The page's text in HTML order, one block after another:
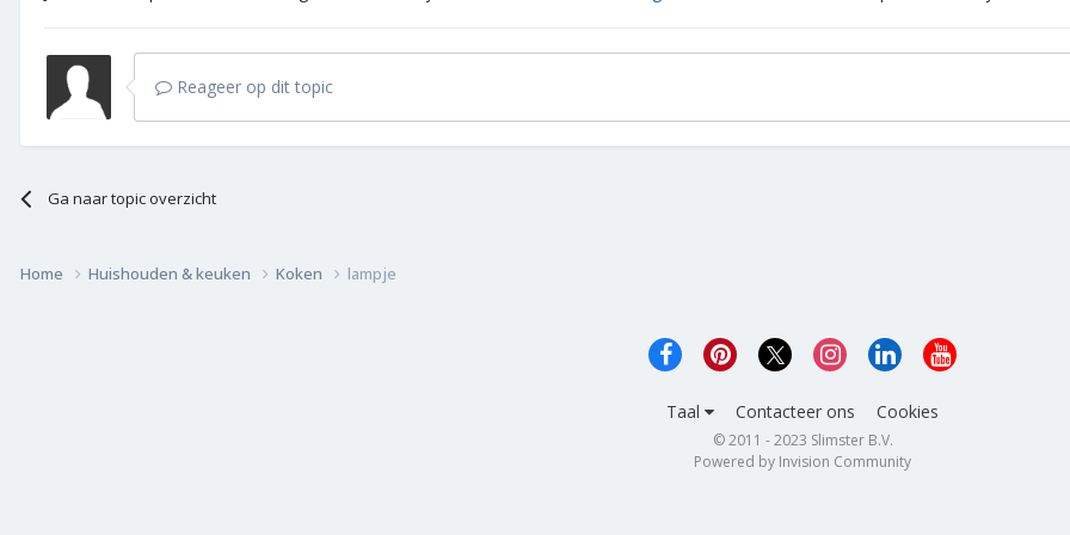
Reageer op dit topic
Ga naar topic overzicht
Home Huishouden & keuken Koken lampje
Taal Contacteer ons Cookies
© 2011 - 2023 Slimster B.V.
Powered by Invision Community